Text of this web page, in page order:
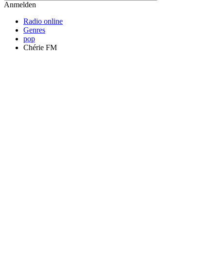
Anmelden
Radio online
Genres
pop
Chérie FM